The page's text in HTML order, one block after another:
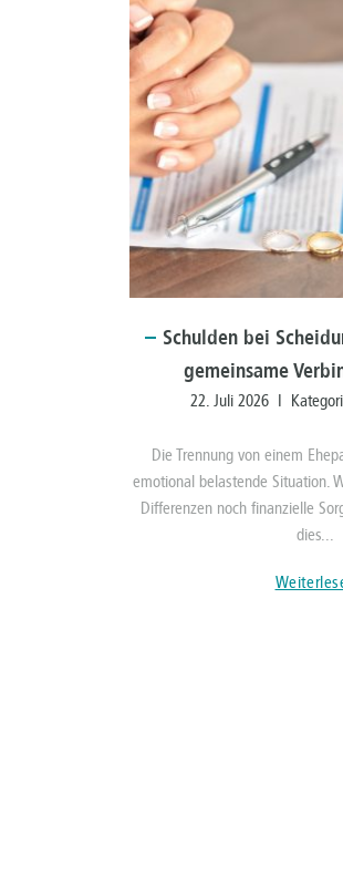
Schuldenbei
gemeinsame
22. Juli 2026 I
Die Trennung von einem
emotional belastende Situation.
Differenzen noch finanzielle
dies...